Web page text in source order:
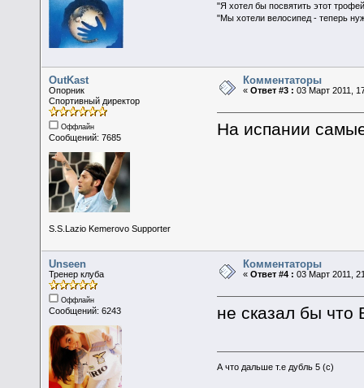
"Я хотел бы посвятить этот
"Мы хотели велосипед - теперь
OutKast
Опорник
Спортивный директор
Оффлайн
Сообщений: 7685
S.S.Lazio Kemerovo Supporter
Комментаторы
«Ответ #3 : 03 Март 2011,
На испании
Unseen
Тренер клуба
Оффлайн
Сообщений: 6243
Комментаторы
«Ответ #4 : 03 Март 2011,
не сказал бы
А что дальше т.е дубль 5 (с)